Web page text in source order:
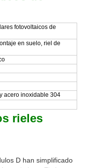
fotovoltaicos de
en suelo, riel de
acero inoxidable 304
rieles
D han simplificado